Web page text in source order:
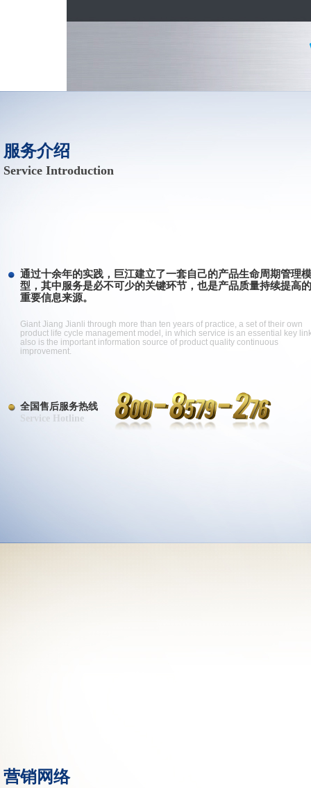
服务介绍
Service Introduction
通过十余年的实践，巨江建立了一套自己的产品生命周期管理模
型，其中服务是必不可少的关键环节，也是产品质量持续提高的
重要信息来源。
Giant Jiang Jianli through more than ten years of practice, a set of their own
product life cycle management model, in which service is an essential key
also is the important information source of product quality continuous
improvement.
全国售后服务热线
Service Hotline
营销网络